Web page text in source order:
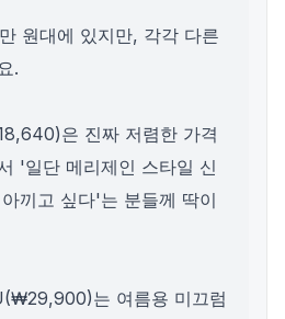
원대에 있지만, 각각 다른
.
은 진짜 저렴한 가격
'일단 메리제인 스타일 신
끼고 싶다'는 분들께 딱이
는 여름용 미끄럼